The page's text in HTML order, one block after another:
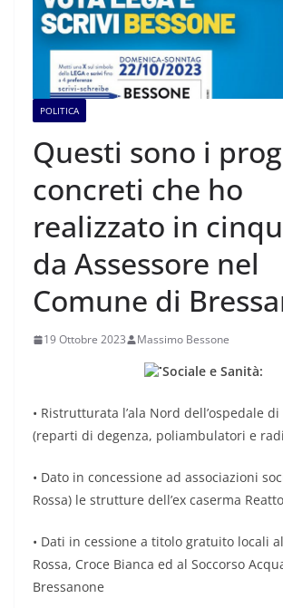
POLITICA
Questi sono i
concreti che ho
realizzato in
da Assessore nel
Comune di
19 Ottobre 2023 Massimo Bessone
Sociale e Sanità:
• Ristrutturata l’ala Nord dell’ospedale
(reparti di degenza, poliambulatori e
• Dato in concessione ad associazioni
Rossa) le strutture dell’ex caserma Reatto
• Dati in cessione a titolo gratuito locali
Rossa, Croce Bianca ed al Soccorso
Bressanone